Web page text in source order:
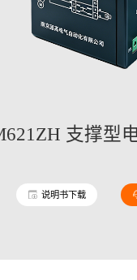
支撑型
说明书下载